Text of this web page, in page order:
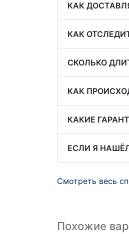
КАК
КАК
СКОЛЬКО
КАК
КАКИЕ
ЕСЛИ Я
Смотреть весь
Похожие